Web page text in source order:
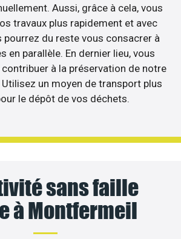
Aussi, grâce à cela, vous
travaux plus rapidement et avec
pourrez du reste vous consacrer à
en parallèle. En dernier lieu, vous
à la préservation de notre
un moyen de transport plus
le dépôt de vos déchets.
sans faille
à Montfermeil